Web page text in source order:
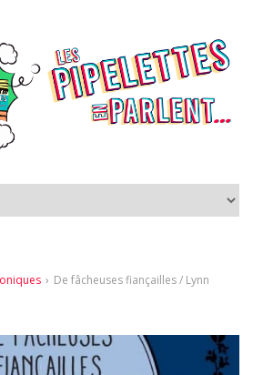
› De fâcheuses fiançailles / Lynn